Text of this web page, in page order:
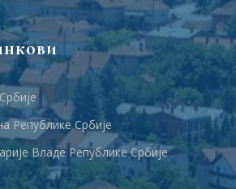
Републике Србије
Владе Републике Србије